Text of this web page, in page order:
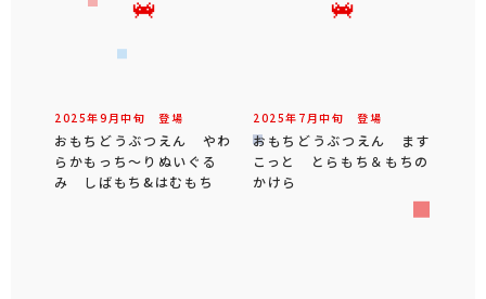
2025年9 月中旬 登場
おもちどうぶつえん やわ
らかもっち～りぬいぐる
み しばもち&はむもち
2025年 7 月中旬 登場
おもちどうぶつえん ます
こっと とらもち＆もちの
かけら